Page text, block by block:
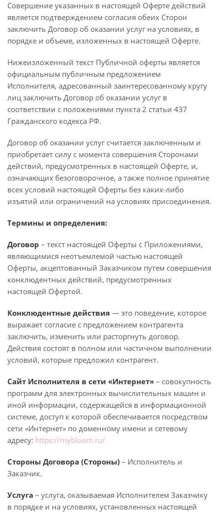
Совершение указанных в настоящей Оферте действий
является подтверждением согласия обеих Сторон
заключить Договор об оказании услуг на условиях, в
порядке и объеме, изложенных в настоящей Оферте.
Нижеизложенный текст Публичной оферты является
официальным публичным предложением
Исполнителя, адресованный заинтересованному кругу
лиц заключить Договор об оказании услуг в
соответствии с положениями пункта 2 статьи 437
Гражданского кодекса РФ.
Договор об оказании услуг считается заключенным и
приобретает силу с момента совершения Сторонами
действий, предусмотренных в настоящей Оферте, и,
означающих безоговорочное, а также полное принятие
всех условий настоящей Оферты без каких-либо
изъятий или ограничений на условиях присоединения.
Термины и определения:
Договор – текст настоящей Оферты с Приложениями,
являющимися неотъемлемой частью настоящей
Оферты, акцептованный Заказчиком путем совершения
конклюдентных действий, предусмотренных
настоящей Офертой.
Конклюдентные действия — это поведение, которое
выражает согласие с предложением контрагента
заключить, изменить или расторгнуть договор.
Действия состоят в полном или частичном выполнении
условий, которые предложил контрагент.
Сайт Исполнителя в сети «Интернет» – совокупность
программ для электронных вычислительных машин и
иной информации, содержащейся в информационной
системе, доступ к которой обеспечивается посредством
сети «Интернет» по доменному имени и сетевому
адресу: https://mybloom.ru/
Стороны Договора (Стороны) – Исполнитель и
Заказчик.
Услуга – услуга, оказываемая Исполнителем Заказчику
в порядке и на условиях, установленных настоящей